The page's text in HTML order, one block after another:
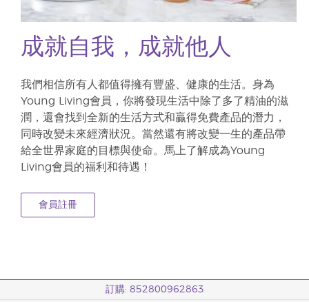
成就自我，成就他人
我們相信所有人都值得擁有豐盛、健康的生活。身為
Young Living會員，你將發現生活中除了多了精油的滋
潤，還會找到全新的生活方式和贏得免費產品的潛力，
同時改變未來經濟狀況。當然還有將改變一生的產品帶
給全世界家庭的目標與使命。馬上了解成為Young
Living會員的福利和待遇！
會員註冊
訂購: 852800962863